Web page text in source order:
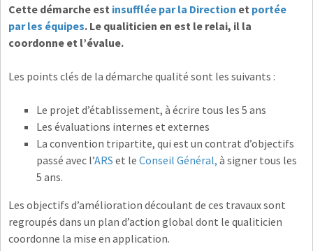
Cette démarche est insufflée par la Direction et portée
par les équipes. Le qualiticien en est le relai, il la
coordonne et l’évalue.
Les points clés de la démarche qualité sont les suivants :
Le projet d’établissement, à écrire tous les 5 ans
Les évaluations internes et externes
La convention tripartite, qui est un contrat d’objectifs
passé avec l’ARSet leConseil Général, à signer tous les
5 ans.
Les objectifs d’amélioration découlant de ces travaux sont
regroupés dans un plan d’action global dont le qualiticien
coordonne la mise en application.